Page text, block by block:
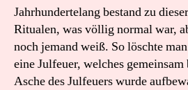
Jahrhundertelang bestand zu
Ritualen, was völlig normal war,
noch jemand weiß. So löschte
eine Julfeuer, welches
Asche des Julfeuers wurde